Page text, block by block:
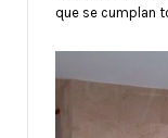
que se cumplan